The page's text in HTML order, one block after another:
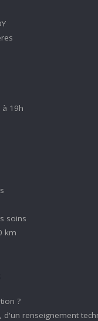
19h
soins
km
?
d'un renseignement